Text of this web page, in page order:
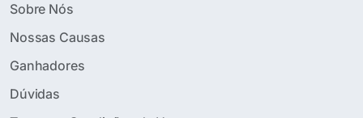
Sobre Nós
Nossas Causas
Ganhadores
Dúvidas